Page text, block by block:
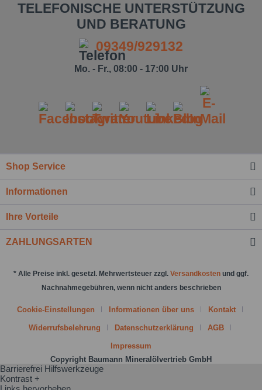
Ich habe die Datenschutzbestimmung
zur
Kenntnis genommen.*
Nachricht senden
TELEFONISCHE UNTERSTÜTZUNG
UND BERATUNG
09349/929132
Mo. - Fr., 08:00 - 17:00 Uhr
Shop Service
Informationen
Ihre Vorteile
ZAHLUNGSARTEN
* Alle Preise inkl. gesetzl. Mehrwertsteuer zzgl. Versandkosten und ggf.
Nachnahmegebühren, wenn nicht anders beschrieben
Cookie-Einstellungen Informationen über uns Kontakt
Widerrufsbelehrung Datenschutzerklärung AGB
Impressum
Copyright Baumann Mineralölvertrieb GmbH
Barrierefrei Hilfswerkzeuge
Kontrast +